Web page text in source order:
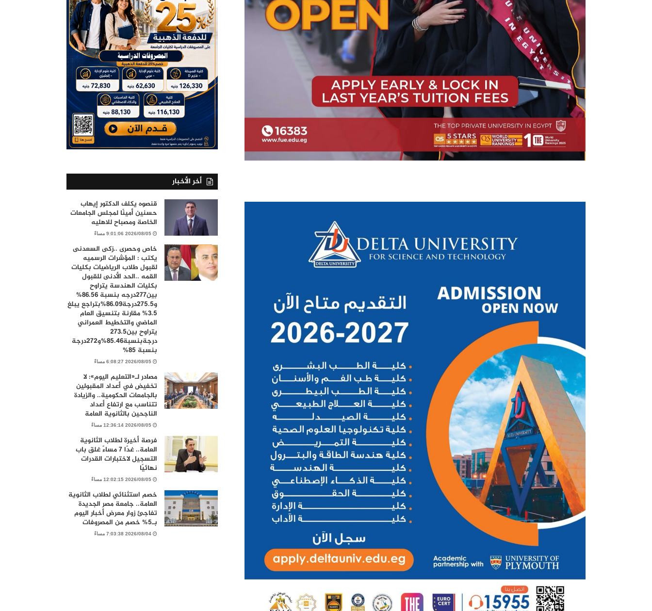
أخر الأخبار
قنصوه يكلف الدكتور إيهاب
حسنين أمينًا لمجلس الجامعات
الخاصة ومصباح للاهليه
2026/08/05 9:01:06 مساءً
خاص وحصرى ..زكى السعدنى
يكتب : المؤشرات الرسميه
لقبول طلاب الرياضيات بكليات
القمه ..الحد الأدنى للقبول
بكليات الهندسة يتراوح
بين277درجه بنسبة 86.56%
و275.5درجة86.09%بتراجع يبلغ
3.5% مقارنة بتنسيق العام
الماضي والتخطيط العمراني
يتراوح بين273.5
درجةبنسبة85.46%و272درجة
بنسبة 85%
2026/08/05 6:08:27 مساءً
مصادر لـ«التعليم اليوم»: لا
تخفيض في أعداد المقبولين
بالجامعات الحكومية.. والزيادة
تتناسب مع ارتفاع أعداد
الناجحين بالثانوية العامة
2026/08/05 12:36:14 مساءً
فرصة أخيرة لطلاب الثانوية
العامة.. غدًا 7 مساءً غلق باب
التسجيل لاختبارات القدرات
نهائيًا
2026/08/05 12:02:15 مساءً
خصم استثنائي لطلاب الثانوية
العامة.. جامعة مصر الجديدة
تفاجئ زوار معرض أخبار اليوم
بـ5% خصم من المصروفات
2026/08/04 7:03:38 مساءً